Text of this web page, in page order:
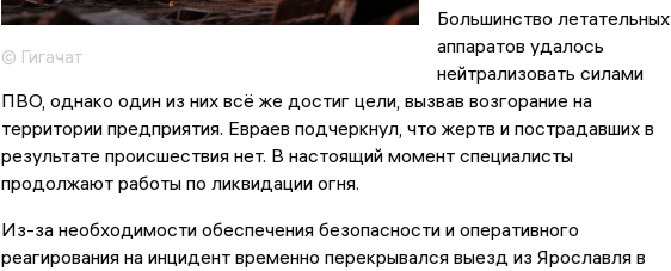
© Гигачат
Большинство летательных
аппаратов удалось
нейтрализовать силами
ПВО, однако один из них всё же достиг цели, вызвав возгорание на
территории предприятия. Евраев подчеркнул, что жертв и пострадавших в
результате происшествия нет. В настоящий момент специалисты
продолжают работы по ликвидации огня.
Из-за необходимости обеспечения безопасности и оперативного
реагирования на инцидент временно перекрывался выезд из Ярославля в